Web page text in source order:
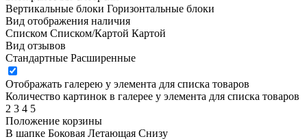
Вертикальные блоки Горизонтальные блоки
Вид отображения наличия
Списком Списком/Картой Картой
Вид отзывов
Стандартные Расширенные
Отображать галерею у элемента для списка товаров
Количество картинок в галерее у элемента для списка товаров
2 3 4 5
Положение корзины
В шапке Боковая Летающая Снизу